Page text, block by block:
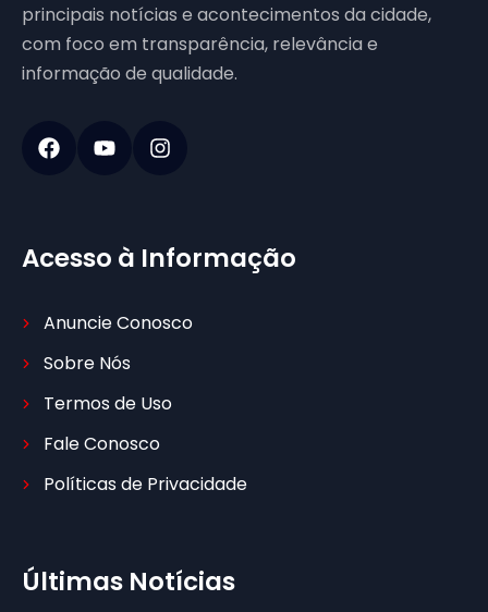
principais notícias e acontecimentos da cidade,
com foco em transparência, relevância e
informação de qualidade.
Acesso à Informação
Anuncie Conosco
Sobre Nós
Termos de Uso
Fale Conosco
Políticas de Privacidade
Últimas Notícias